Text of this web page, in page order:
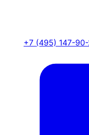
+7 (495) 147-